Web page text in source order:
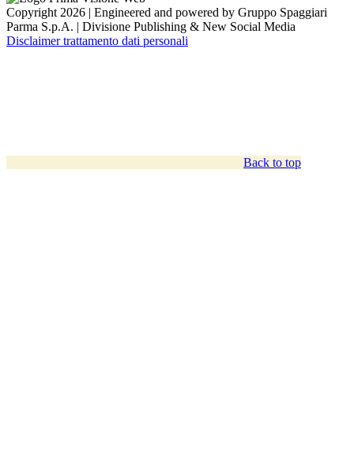
Copyright 2026 | Engineered and powered by Gruppo Spaggiari
Parma S.p.A. | Divisione Publishing & New Social Media
Disclaimer trattamento dati personali
Back to top